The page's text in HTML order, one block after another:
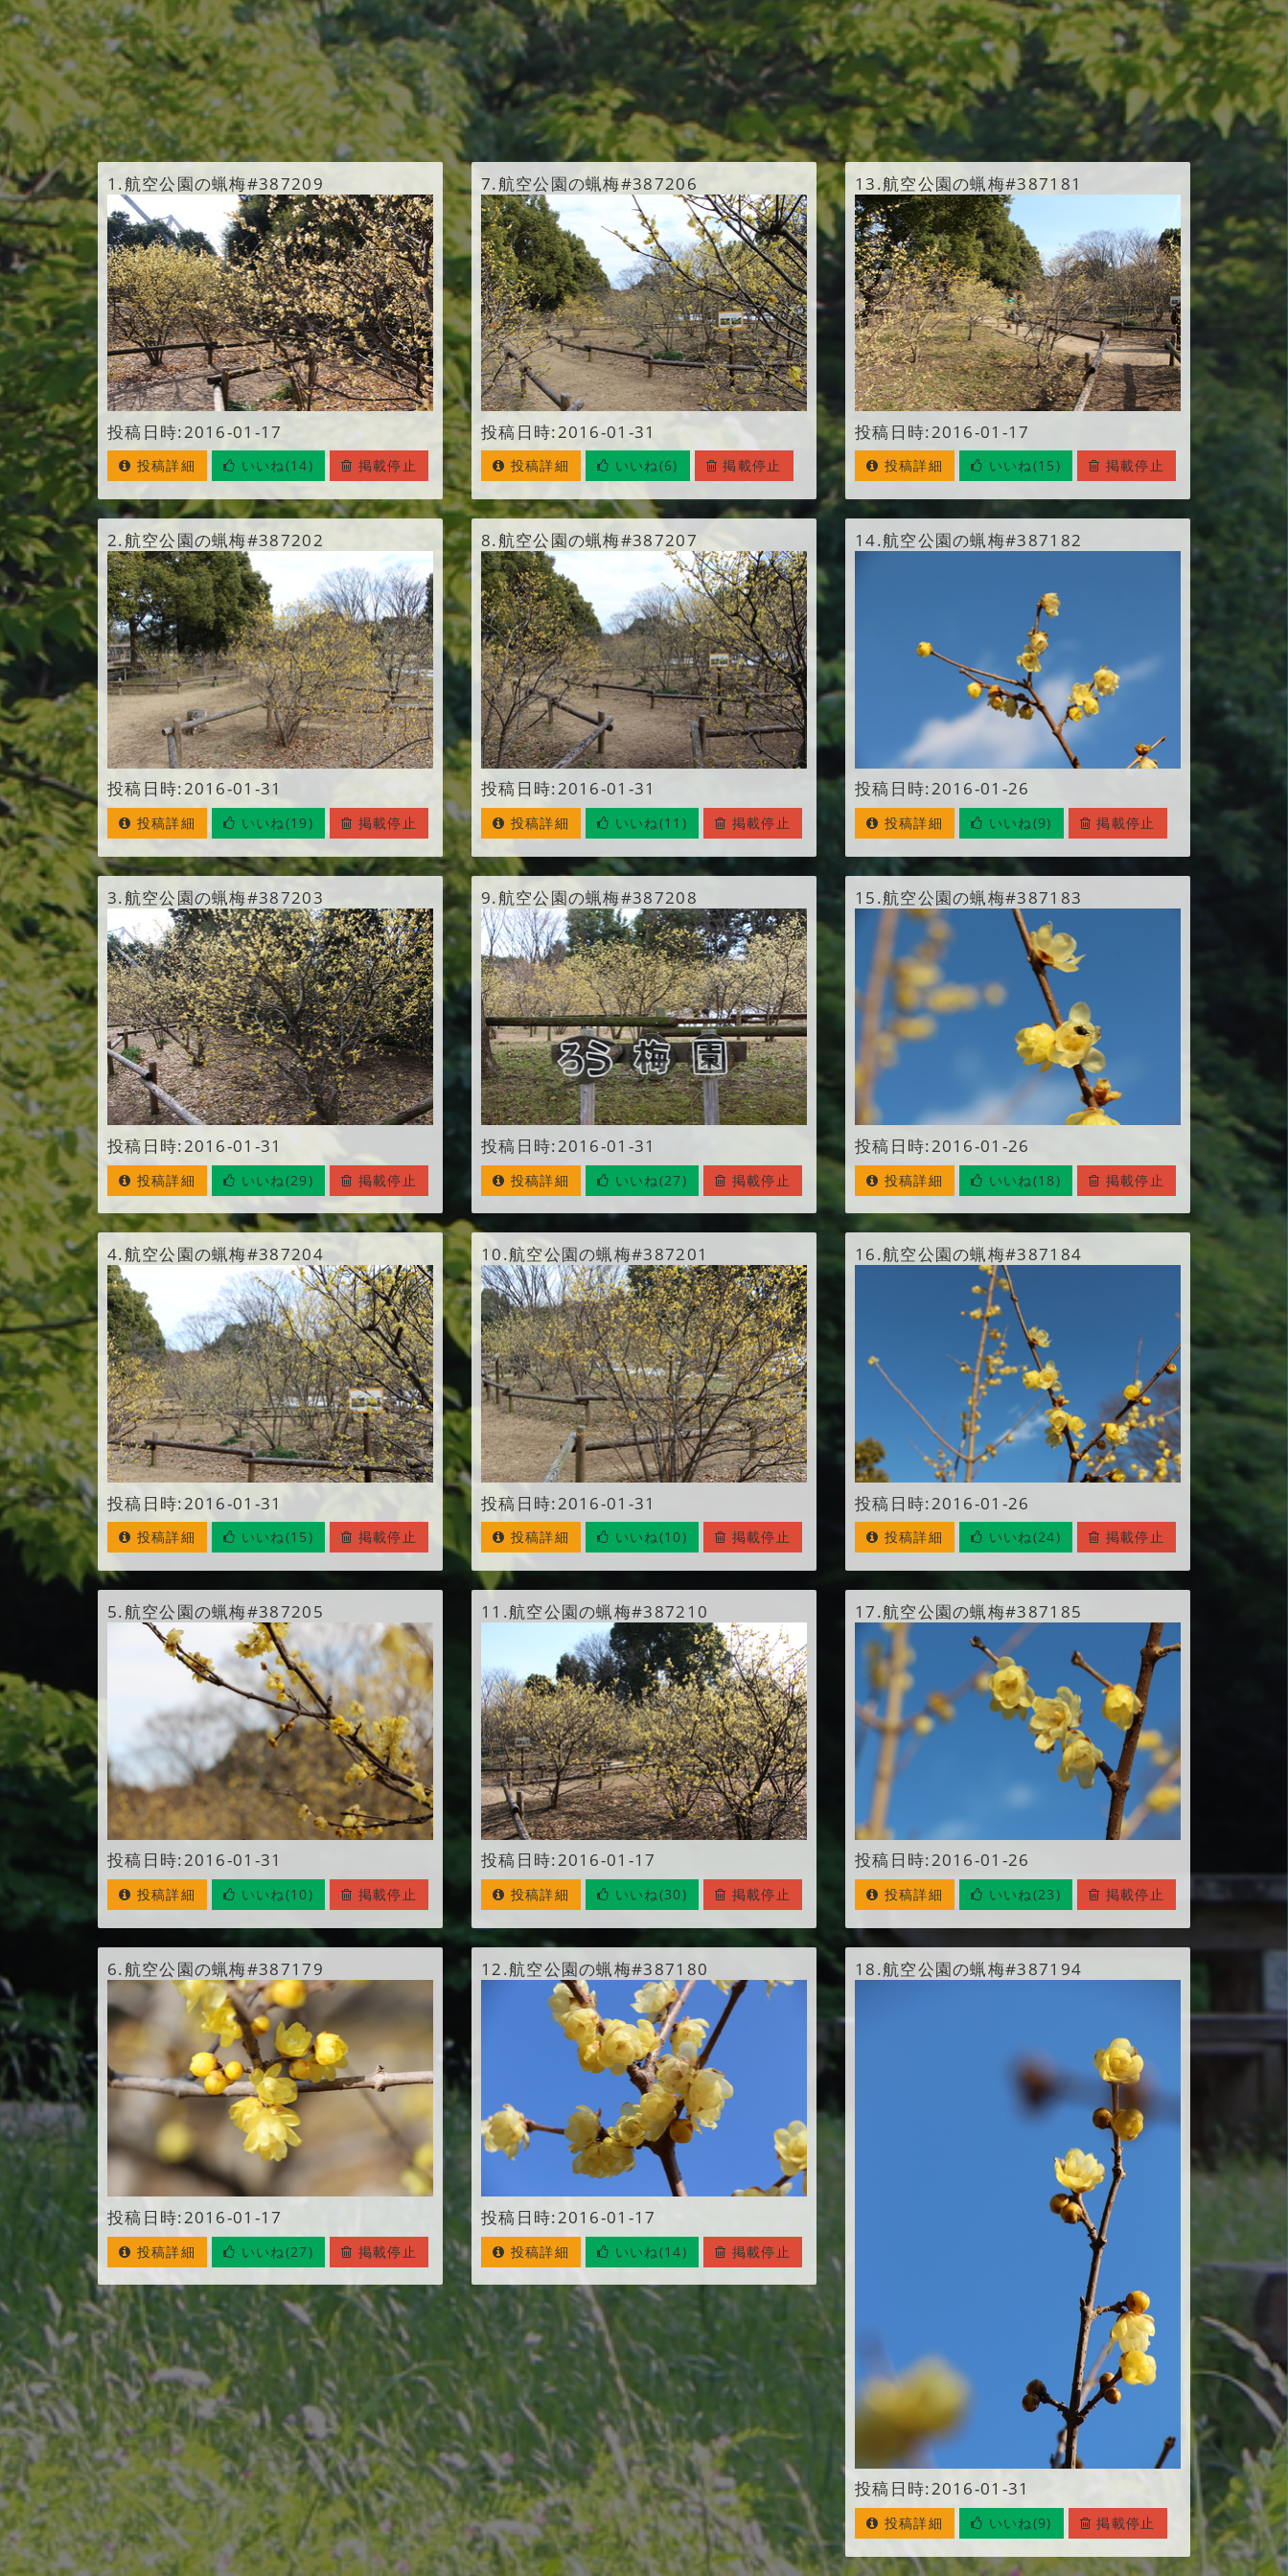
1.航空公園の蝋梅#387209
投稿日時:2016-01-17
投稿詳細 いいね(14) 掲載停止
2.航空公園の蝋梅#387202
投稿日時:2016-01-31
投稿詳細 いいね(19) 掲載停止
3.航空公園の蝋梅#387203
投稿日時:2016-01-31
投稿詳細 いいね(29) 掲載停止
4.航空公園の蝋梅#387204
投稿日時:2016-01-31
投稿詳細 いいね(15) 掲載停止
5.航空公園の蝋梅#387205
投稿日時:2016-01-31
投稿詳細 いいね(10) 掲載停止
6.航空公園の蝋梅#387179
投稿日時:2016-01-17
投稿詳細 いいね(27) 掲載停止
7.航空公園の蝋梅#387206
投稿日時:2016-01-31
投稿詳細 いいね(6) 掲載停止
8.航空公園の蝋梅#387207
投稿日時:2016-01-31
投稿詳細 いいね(11) 掲載停止
9.航空公園の蝋梅#387208
投稿日時:2016-01-31
投稿詳細 いいね(27) 掲載停止
10.航空公園の蝋梅#387201
投稿日時:2016-01-31
投稿詳細 いいね(10) 掲載停止
11.航空公園の蝋梅#387210
投稿日時:2016-01-17
投稿詳細 いいね(30) 掲載停止
12.航空公園の蝋梅#387180
投稿日時:2016-01-17
投稿詳細 いいね(14) 掲載停止
13.航空公園の蝋梅#387181
投稿日時:2016-01-17
投稿詳細 いいね(15) 掲載停止
14.航空公園の蝋梅#387182
投稿日時:2016-01-26
投稿詳細 いいね(9) 掲載停止
15.航空公園の蝋梅#387183
投稿日時:2016-01-26
投稿詳細 いいね(18) 掲載停止
16.航空公園の蝋梅#387184
投稿日時:2016-01-26
投稿詳細 いいね(24) 掲載停止
17.航空公園の蝋梅#387185
投稿日時:2016-01-26
投稿詳細 いいね(23) 掲載停止
18.航空公園の蝋梅#387194
投稿日時:2016-01-31
投稿詳細 いいね(9) 掲載停止